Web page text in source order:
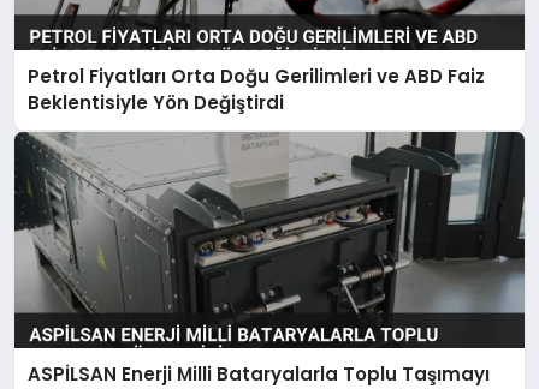
Petrol Fiyatları Orta Doğu Gerilimleri ve ABD Faiz
Beklentisiyle Yön Değiştirdi
ASPİLSAN Enerji Milli Bataryalarla Toplu Taşımayı